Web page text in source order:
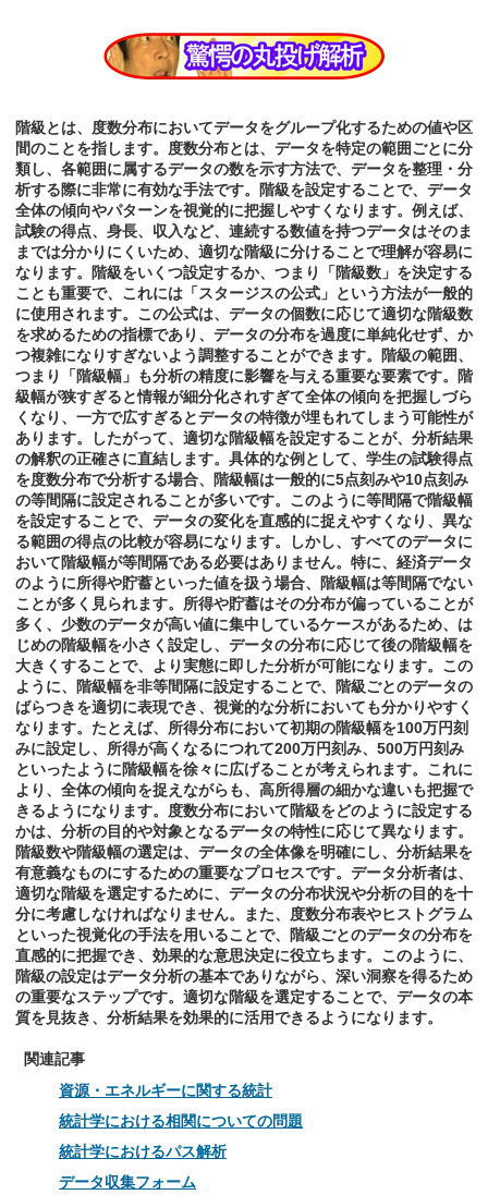
階級とは、度数分布においてデータをグループ化するための値や区
間のことを指します。度数分布とは、データを特定の範囲ごとに分
類し、各範囲に属するデータの数を示す方法で、データを整理・分
析する際に非常に有効な手法です。階級を設定することで、データ
全体の傾向やパターンを視覚的に把握しやすくなります。例えば、
試験の得点、身長、収入など、連続する数値を持つデータはそのま
までは分かりにくいため、適切な階級に分けることで理解が容易に
なります。階級をいくつ設定するか、つまり「階級数」を決定する
ことも重要で、これには「スタージスの公式」という方法が一般的
に使用されます。この公式は、データの個数に応じて適切な階級数
を求めるための指標であり、データの分布を過度に単純化せず、か
つ複雑になりすぎないよう調整することができます。階級の範囲、
つまり「階級幅」も分析の精度に影響を与える重要な要素です。階
級幅が狭すぎると情報が細分化されすぎて全体の傾向を把握しづら
くなり、一方で広すぎるとデータの特徴が埋もれてしまう可能性が
あります。したがって、適切な階級幅を設定することが、分析結果
の解釈の正確さに直結します。具体的な例として、学生の試験得点
を度数分布で分析する場合、階級幅は一般的に5点刻みや10点刻み
の等間隔に設定されることが多いです。このように等間隔で階級幅
を設定することで、データの変化を直感的に捉えやすくなり、異な
る範囲の得点の比較が容易になります。しかし、すべてのデータに
おいて階級幅が等間隔である必要はありません。特に、経済データ
のように所得や貯蓄といった値を扱う場合、階級幅は等間隔でない
ことが多く見られます。所得や貯蓄はその分布が偏っていることが
多く、少数のデータが高い値に集中しているケースがあるため、は
じめの階級幅を小さく設定し、データの分布に応じて後の階級幅を
大きくすることで、より実態に即した分析が可能になります。この
ように、階級幅を非等間隔に設定することで、階級ごとのデータの
ばらつきを適切に表現でき、視覚的な分析においても分かりやすく
なります。たとえば、所得分布において初期の階級幅を100万円刻
みに設定し、所得が高くなるにつれて200万円刻み、500万円刻み
といったように階級幅を徐々に広げることが考えられます。これに
より、全体の傾向を捉えながらも、高所得層の細かな違いも把握で
きるようになります。度数分布において階級をどのように設定する
かは、分析の目的や対象となるデータの特性に応じて異なります。
階級数や階級幅の選定は、データの全体像を明確にし、分析結果を
有意義なものにするための重要なプロセスです。データ分析者は、
適切な階級を選定するために、データの分布状況や分析の目的を十
分に考慮しなければなりません。また、度数分布表やヒストグラム
といった視覚化の手法を用いることで、階級ごとのデータの分布を
直感的に把握でき、効果的な意思決定に役立ちます。このように、
階級の設定はデータ分析の基本でありながら、深い洞察を得るため
の重要なステップです。適切な階級を選定することで、データの本
質を見抜き、分析結果を効果的に活用できるようになります。
関連記事
資源・エネルギーに関する統計
統計学における相関についての問題
統計学におけるパス解析
データ収集フォーム